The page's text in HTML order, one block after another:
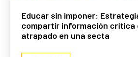
Educar sin imponer:
compartir información crítica
atrapado en una secta